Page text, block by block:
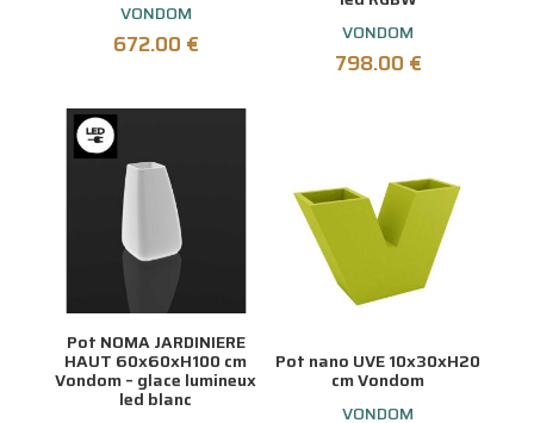
VONDOM
672.00 €
VONDOM
798.00 €
Pot NOMA JARDINIERE
HAUT 60x60xH100 cm
Vondom – glace lumineux
led blanc
Pot nano UVE 10x30xH20
cm Vondom
VONDOM